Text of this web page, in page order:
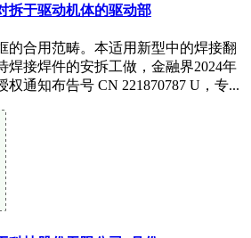
拆于驱动机体的驱动部
的合用范畴。本适用新型中的焊接翻
焊接焊件的安拆工做，金融界2024年
权通知布告号 CN 221870787 U，专...